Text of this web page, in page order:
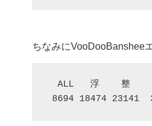
ちなみにVooDooBanshee
ALL   浮    整
8694 18474 23141